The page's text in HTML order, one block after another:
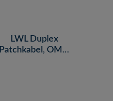
LWL Duplex
Patchkabel, OM4,